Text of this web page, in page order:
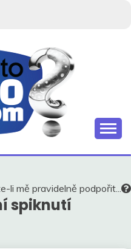
li mě pravidelně podpořit...
spiknutí